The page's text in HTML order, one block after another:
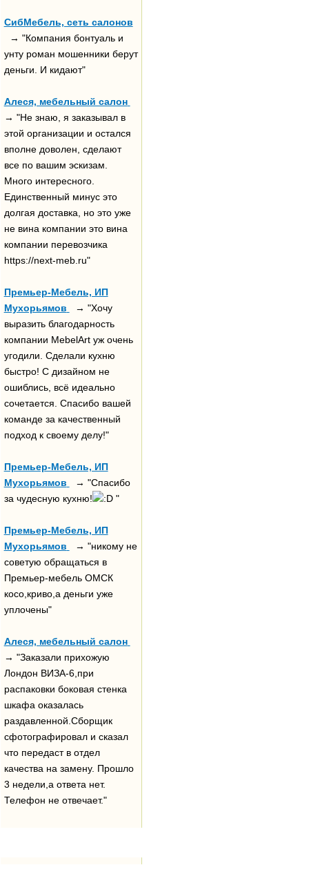
СибМебель, сеть салонов
→ "Компания бонтуаль и
унту роман мошенники берут
деньги. И кидают"
Алеся, мебельный салон
→ "Не знаю, я заказывал в
этой организации и остался
вполне доволен, сделают
все по вашим эскизам.
Много интересного.
Единственный минус это
долгая доставка, но это уже
не вина компании это вина
компании перевозчика
https://next-meb.ru"
Премьер-Мебель, ИП
Мухорьямов
→ "Хочу
выразить благодарность
компании MebelArt уж очень
угодили. Сделали кухню
быстро! С дизайном не
ошиблись, всё идеально
сочетается. Спасибо вашей
команде за качественный
подход к своему делу!"
Премьер-Мебель, ИП
Мухорьямов
→ "Спасибо
за чудесную кухню!
"
Премьер-Мебель, ИП
Мухорьямов
→ "никому не
советую обращаться в
Премьер-мебель ОМСК
косо,криво,а деньги уже
уплочены"
Алеся, мебельный салон
→ "Заказали прихожую
Лондон ВИЗА-6,при
распаковки боковая стенка
шкафа оказалась
раздавленной.Сборщик
сфотографировал и сказал
что передаст в отдел
качества на замену. Прошло
3 недели,а ответа нет.
Телефон не отвечает."